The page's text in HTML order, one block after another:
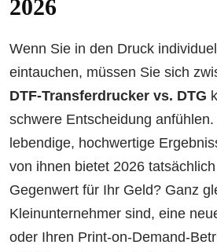
2026
Wenn Sie in den Druck
eintauchen, müssen Sie sich
DTF-Transferdrucker vs. DTG
schwere Entscheidung
lebendige, hochwertige
von ihnen bietet 2026
Gegenwert für Ihr Geld? Ganz
Kleinunternehmer sind, eine
oder Ihren Print-on-Demand-